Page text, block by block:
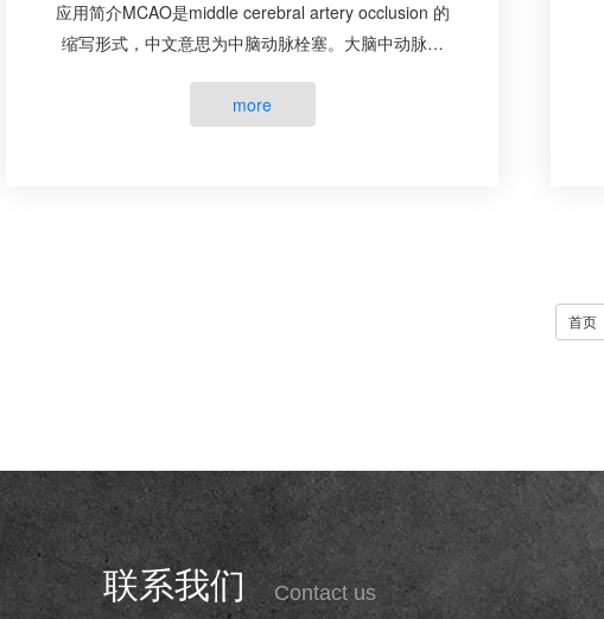
应用简介MCAO是middle cerebral artery occlusion 的
缩写形式，中文意思为中脑动脉栓塞。大脑中动脉栓
脉入颅并插入大脑前动···
more
首页
联系我们 Contact us